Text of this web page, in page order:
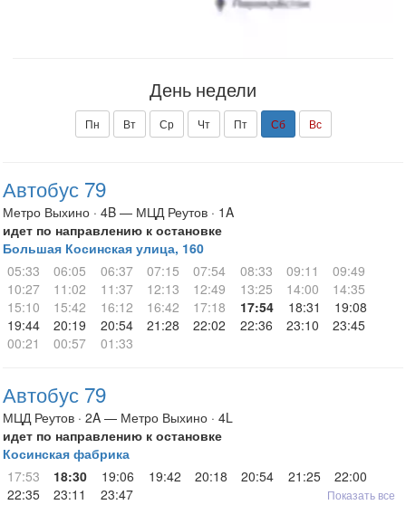
День недели
Пн Вт Ср Чт Пт Сб Вс
Автобус 79
Метро Выхино · 4B — МЦД Реутов · 1A
идет по направлению к остановке
Большая Косинская улица, 160
05:33
06:05 06:37 07:15 07:54 08:33 09:11
09:49
10:27
11:02 11:37 12:13 12:49 13:25 14:00
14:35
15:10
15:42 16:12 16:42 17:18 17:54 18:31
19:08
19:44
20:19 20:54 21:28 22:02 22:36 23:10
23:45
00:21
00:57 01:33
Автобус 79
МЦД Реутов · 2A — Метро Выхино · 4L
идет по направлению к остановке
Косинская фабрика
17:53
18:30 19:06 19:42 20:18 20:54 21:25
22:00
22:35
23:11 23:47 Показать все